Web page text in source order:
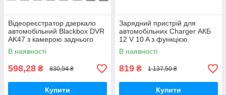
Відеореєстратор дзеркало
автомобільний Blackboх DVR
AK47 з камерою заднього
виду
В наявності
598,28 ₴ 830,94 ₴
Купити
Зарядний пристрій для
автомобільних Charger АКБ
12 V 10 A з функцією
відновлення Pulse Repair
В наявності
819 ₴ 1 137,50 ₴
Купити